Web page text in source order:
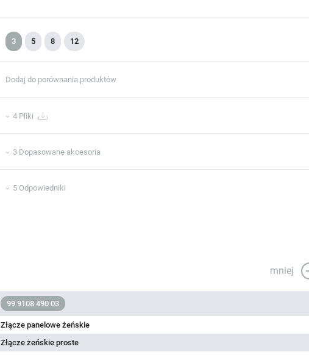
3 5 8 12
Dodaj do porównania produktów
4 Pliki
3 Dopasowane akcesoria
5 Odpowiedniki
mniej
99 9108 490 03
Złącze panelowe żeńskie
Złącze żeńskie proste